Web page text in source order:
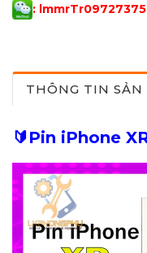
:
THÔNG TIN SẢN
🔰 Pin iPhone